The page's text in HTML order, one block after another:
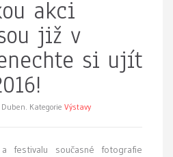
akci
již v
si ujít
Kategorie Výstavy
festivalu současné fotografie